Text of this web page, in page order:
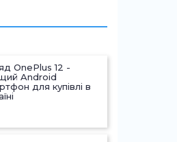
OnePlus 12 -
Android
для купівлі в